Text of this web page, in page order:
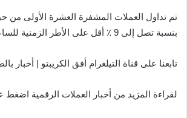
تم تداول العملات المشفرة العشرة الأولى من
بنسبة تصل إلى 9 ٪ أقل على الأطر الزمنية للساعة.
تابعنا على قناة التيلغرام أفق الكريبتو | أخبار
لقراءة المزيد من أخبار العملات الرقمية اضغط